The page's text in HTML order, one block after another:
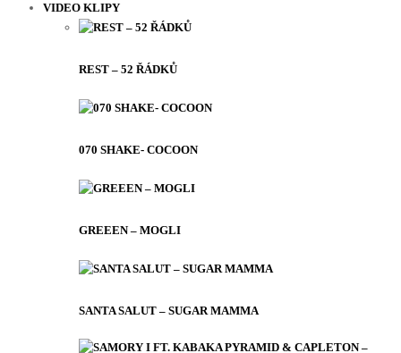
VIDEO KLIPY
REST – 52 ŘÁDKŮ
070 SHAKE- COCOON
GREEEN – MOGLI
SANTA SALUT – SUGAR MAMMA